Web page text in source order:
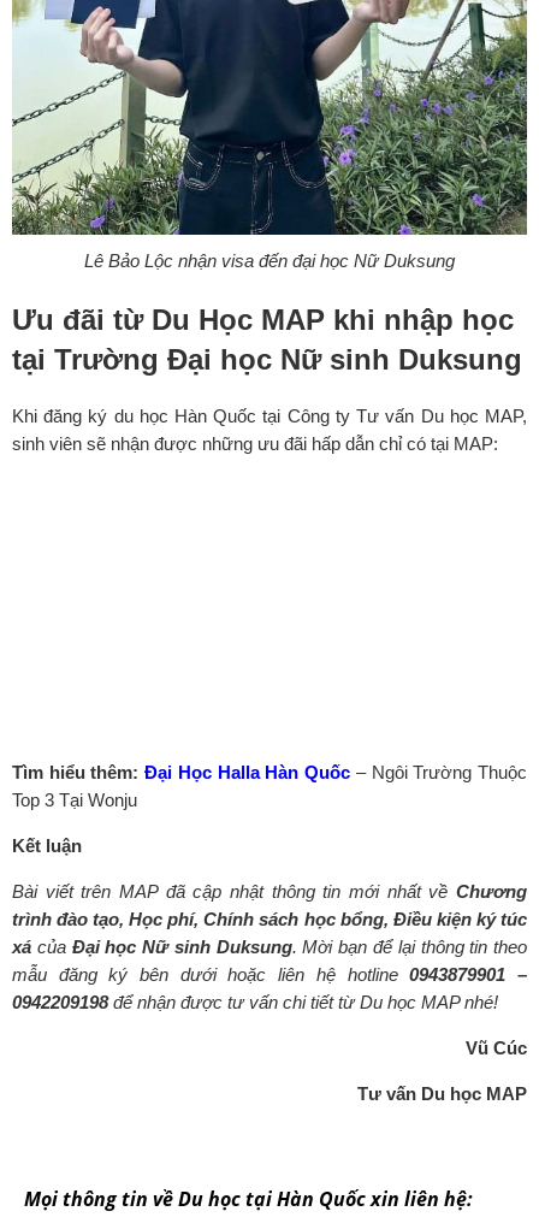
Lê Bảo Lộc nhận visa đến đại học Nữ Duksung
Ưu đãi từ Du Học MAP khi nhập học
tại Trường Đại học Nữ sinh Duksung
Khi đăng ký du học Hàn Quốc tại Công ty Tư vấn Du học MAP,
sinh viên sẽ nhận được những ưu đãi hấp dẫn chỉ có tại MAP:
Tìm hiểu thêm:Đại Học Halla Hàn Quốc – Ngôi Trường Thuộc
Top 3 Tại Wonju
Kết luận
Bài viết trên MAP đã cập nhật thông tin mới nhất về Chương
trình đào tạo, Học phí, Chính sách học bổng, Điều kiện ký túc
xá của Đại học Nữ sinh Duksung.Mời bạn để lại thông tin theo
mẫu đăng ký bên dưới hoặc liên hệ hotline0943879901 –
0942209198đểnhận được tư vấn chi tiết từ Du học MAP nhé!
Vũ Cúc
Tư vấn Du học MAP
Mọi thông tin về Du học tại Hàn Quốc xin liên hệ: